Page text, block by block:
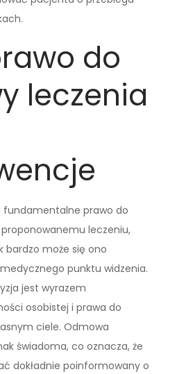
do
leczenia
fundamentalne prawo do
leczeniu,
bardzo może się ono
punktu widzenia.
jest wyrazem
osobistej i prawa do
ciele. Odmowa
świadoma, co oznacza, że
dokładnie poinformowany o